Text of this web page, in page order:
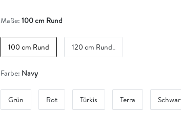
Maße: 100 cm Rund
100 cm Rund 120 cm Rund_
Farbe: Navy
Grün Rot Türkis Terra